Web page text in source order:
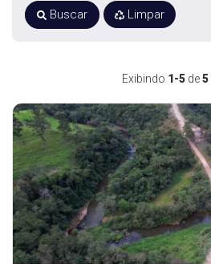
Exibindo 1-5 de5
Buscar Limpar